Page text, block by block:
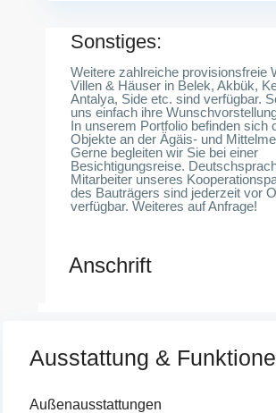
Sonstiges:
Weitere zahlreiche provisionsfreie
Villen & Häuser in Belek, Akbük,
Antalya, Side etc. sind verfügbar.
uns einfach ihre
In unserem Portfolio befinden sich
Objekte an der Ägäis- und
Gerne begleiten wir Sie bei einer
Besichtigungsreise.
Mitarbeiter unseres
des Bauträgers sind jederzeit vor
verfügbar. Weiteres auf Anfrage!
Anschrift
Ausstattung &
Außenausstattungen